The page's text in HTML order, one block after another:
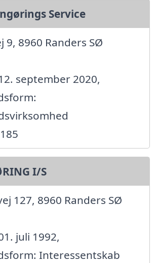
Service
9, 8960 Randers SØ
september 2020,
I/S
127, 8960 Randers SØ
juli 1992,
Interessentskab